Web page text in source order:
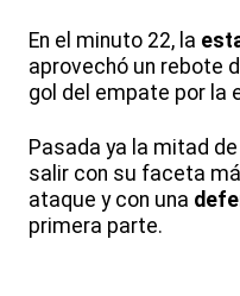
En el minuto 22, la
aprovechó un rebote
gol del empate por la
Pasada ya la mitad
salir con su faceta
ataque y con una
primera parte.